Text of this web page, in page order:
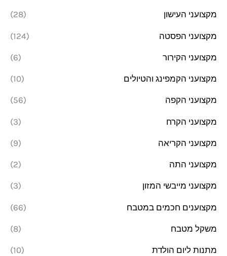
מקצועני העישון (28)
מקצועני הפסטה (124)
מקצועני הקירור (6)
מקצועני הקמפינג והטיולים (10)
מקצועני הקפה (56)
מקצועני הקרח (3)
מקצועני הקריאה (9)
מקצועני התה (2)
מקצועני מייבשי המזון (3)
מקצוענים חכמים במטבח (66)
משקל מטבח (8)
מתנות ליום הולדת (10)